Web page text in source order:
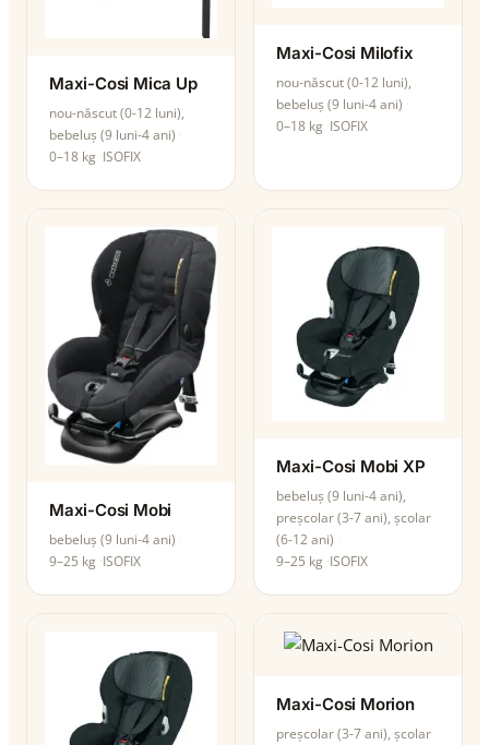
Maxi-Cosi Mica Up
nou-născut (0-12 luni),
bebeluș (9 luni-4 ani)
0–18 kg ISOFIX
Maxi-Cosi Milofix
nou-născut (0-12 luni),
bebeluș (9 luni-4 ani)
0–18 kg ISOFIX
Maxi-Cosi Mobi
bebeluș (9 luni-4 ani)
9–25 kg ISOFIX
Maxi-Cosi Mobi XP
bebeluș (9 luni-4 ani),
preșcolar (3-7 ani), școlar
(6-12 ani)
9–25 kg ISOFIX
Maxi-Cosi Morion
preșcolar (3-7 ani), școlar